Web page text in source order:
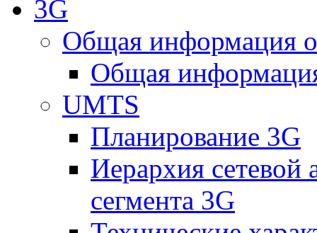
3G
Общая информация
Общая
UMTS
Планирование 3G
Иерархия сетевой
сегмента 3G